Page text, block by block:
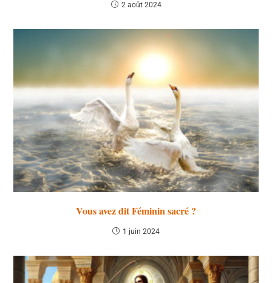
2 août 2024
Vous avez dit Féminin sacré ?
1 juin 2024